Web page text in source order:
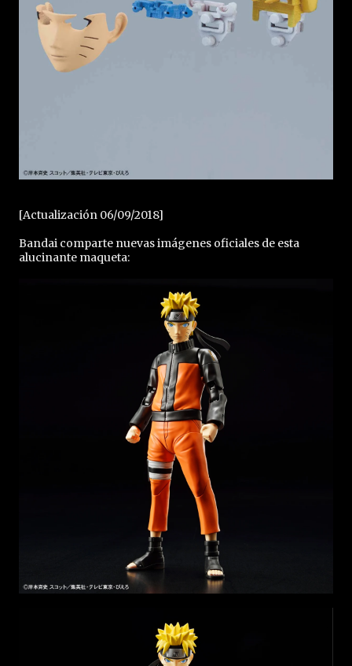
[Actualización 06/09/2018]
Bandai comparte nuevas imágenes oficiales de esta
alucinante maqueta: